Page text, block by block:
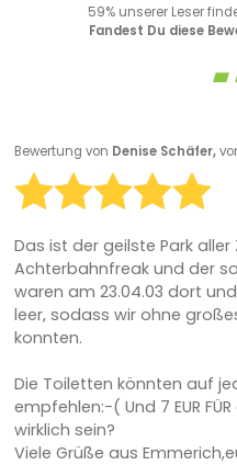
59% unserer Leser
Fandest Du diese
Bewertung von Denise Schäfer,
Das ist der geilste Park
Achterbahnfreak und der
waren am 23.04.03 dort
leer, sodass wir ohne
konnten.
Die Toiletten könnten auf
empfehlen:-( Und 7 EUR
wirklich sein?
Viele Grüße aus